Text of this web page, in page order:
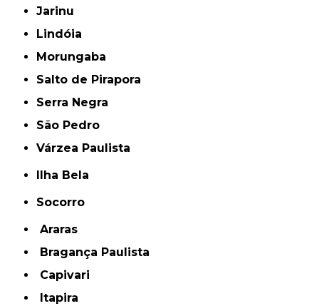
Jarinu
Lindóia
Morungaba
Salto de Pirapora
Serra Negra
São Pedro
Várzea Paulista
Ilha Bela
Socorro
Araras
Bragança Paulista
Capivari
Itapira